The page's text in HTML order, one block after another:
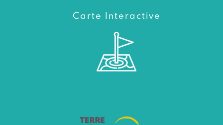
Carte Interactive